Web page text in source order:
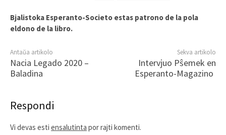
Bjalistoka Esperanto-Societo estas patrono de la pola
eldono de la libro.
Antaŭa artikolo
Nacia Legado 2020 –
Baladina
Sekva artikolo
Intervjuo Pŝemek en
Esperanto-Magazino
Respondi
Vi devas esti ensalutinta por rajti komenti.